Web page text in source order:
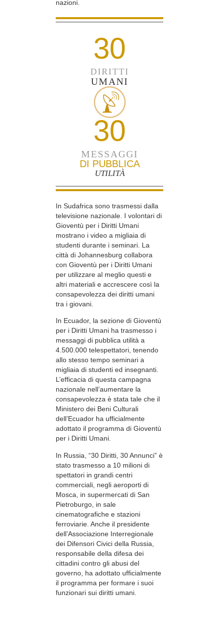
nazioni.
30
DIRITTI
UMANI
30
MESSAGGI
DI PUBBLICA
UTILITÀ
In Sudafrica sono trasmessi dalla
televisione nazionale. I volontari di
Gioventù per i Diritti Umani
mostrano i video a migliaia di
studenti durante i seminari. La
città di Johannesburg collabora
con Gioventù per i Diritti Umani
per utilizzare al meglio questi e
altri materiali e accrescere così la
consapevolezza dei diritti umani
tra i giovani.
In Ecuador, la sezione di Gioventù
per i Diritti Umani ha trasmesso i
messaggi di pubblica utilità a
4.500.000 telespettatori, tenendo
allo stesso tempo seminari a
migliaia di studenti ed insegnanti.
L’efficacia di questa campagna
nazionale nell’aumentare la
consapevolezza è stata tale che il
Ministero dei Beni Culturali
dell’Ecuador ha ufficialmente
adottato il programma di Gioventù
per i Diritti Umani.
In Russia, “30 Diritti, 30 Annunci” è
stato trasmesso a 10 milioni di
spettatori in grandi centri
commerciali, negli aeroporti di
Mosca, in supermercati di San
Pietroburgo, in sale
cinematografiche e stazioni
ferroviarie. Anche il presidente
dell’Associazione Interregionale
dei Difensori Civici della Russia,
responsabile della difesa dei
cittadini contro gli abusi del
governo, ha adottato ufficialmente
il programma per formare i suoi
funzionari sui diritti umani.